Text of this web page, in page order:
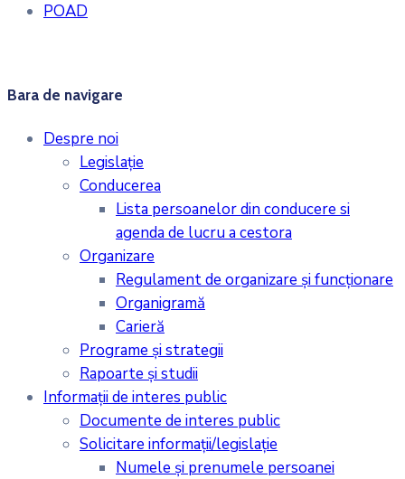
POAD
Bara de navigare
Despre noi
Legislaţie
Conducerea
Lista persoanelor din conducere si
agenda de lucru a cestora
Organizare
Regulament de organizare și funcționare
Organigramă
Carieră
Programe și strategii
Rapoarte și studii
Informații de interes public
Documente de interes public
Solicitare informații/legislație
Numele și prenumele persoanei